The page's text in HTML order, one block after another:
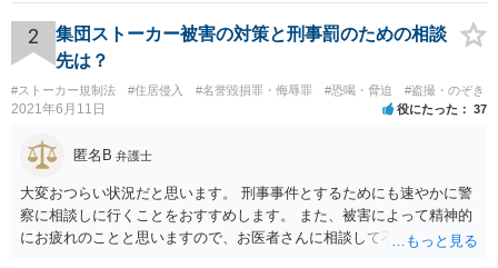
2
集団ストーカー被害の対策と刑事罰のための相談
先は？
#ストーカー規制法 #住居侵入 #名誉毀損罪・侮辱罪 #恐喝・脅迫 #盗撮・のぞき
2021年6月11日 役にたった 37
匿名B 弁護士
大変おつらい状況だと思います。 刑事事件とするためにも速やかに警
察に相談しに行くことをおすすめします。 また、被害によって精神的
にお疲れのことと思いますので、お医者さんに相談して不安な気持ち